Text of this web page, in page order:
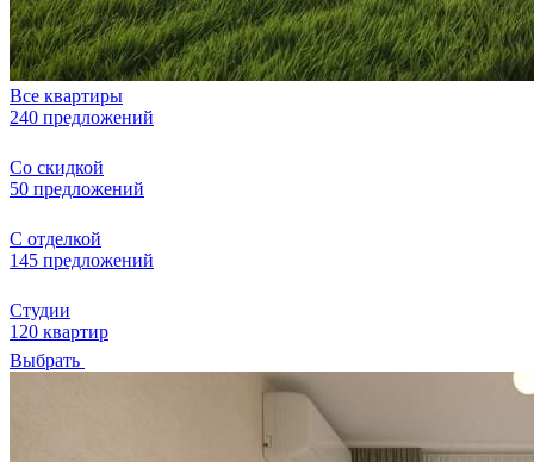
Все квартиры
240 предложений
Со скидкой
50 предложений
С отделкой
145 предложений
Студии
120 квартир
Выбрать